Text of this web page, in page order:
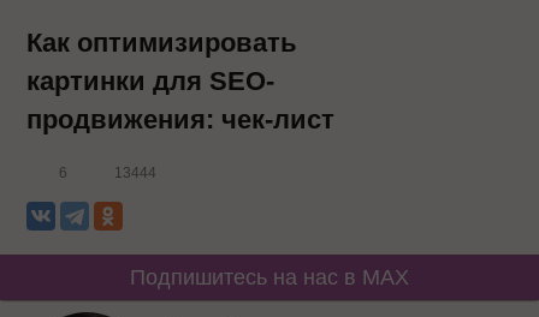
Как оптимизировать
картинки для SEO-
продвижения: чек-лист
6 13444
Подпишитесь на нас в MAX